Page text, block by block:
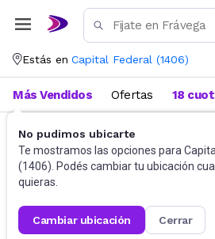
Estás en Capital Federal (1406)
No pudimos ubicarte
Te mostramos las opciones para
(1406). Podés cambiar tu ubicación
quieras.
cambiar ubicación cerrar
Más Vendidos Ofertas 18
Accesorios Anteojos de sol